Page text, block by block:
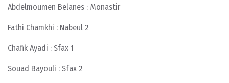
Abdelmoumen Belanes : Monastir
Fathi Chamkhi : Nabeul 2
Chafik Ayadi : Sfax 1
Souad Bayouli : Sfax 2